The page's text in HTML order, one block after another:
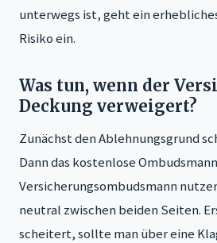
unterwegs ist, geht ein
Risiko ein.
Was tun, wenn der
Deckung verweigert?
Zunächst den Ablehnungsgrund
Dann das kostenlose
Versicherungsombudsmann
neutral zwischen beiden Seiten.
scheitert, sollte man über eine